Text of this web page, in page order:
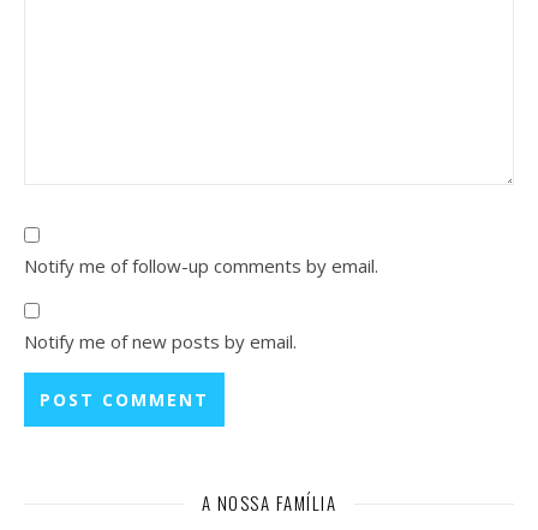
Notify me of follow-up comments by email.
Notify me of new posts by email.
A NOSSA FAMÍLIA